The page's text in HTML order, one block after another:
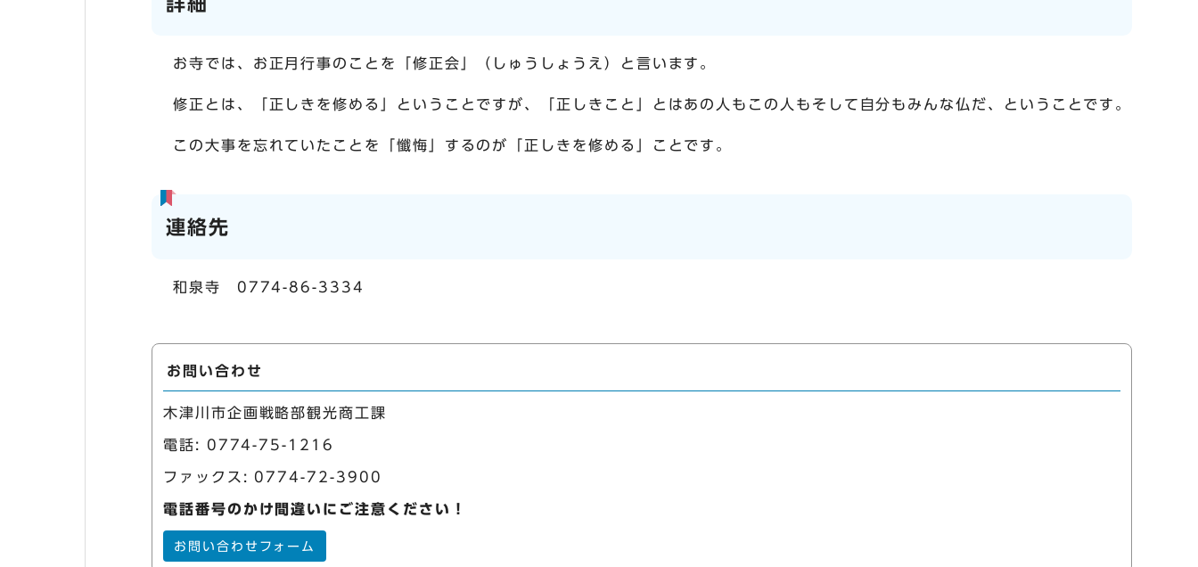
お寺では、お正月行事のことを「修正会」（しゅうしょうえ）と言います。
修正とは、「正しきを修める」ということですが、「正しきこと」とはあの人もこの人もそして自分もみんな仏だ、ということです。
この大事を忘れていたことを「懺悔」するのが「正しきを修める」ことです。
連絡先
和泉寺 0774-86-3334
お問い合わせ
木津川市企画戦略部観光商工課
電話: 0774-75-1216
ファックス: 0774-72-3900
電話番号のかけ間違いにご注意ください！
お問い合わせフォーム